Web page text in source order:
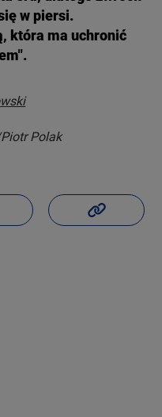
w piersi.
która ma uchronić
Polak